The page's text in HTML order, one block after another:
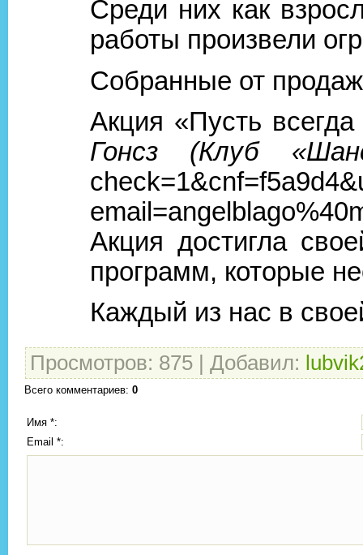
Среди них как
работы произвели
Собранные от
Акция «Пусть
Гонсз (Клуб
Акция достигла
программ, которые
Каждый из нас в
Просмотров: 875 | Добавил:
Всего комментариев: 0
Имя *:
Email *: